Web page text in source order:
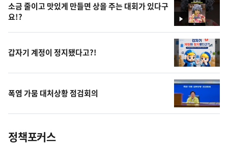
영
상
소금 줄이고 맛있게 만들면 상을 주는 대회가 있다구
요!?
갑자기 계정이 정지됐다고?!
폭염 가뭄 대처상황 점검회의
정책포커스